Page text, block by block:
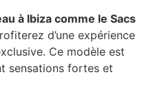
à Ibiza comme le Sacs
d’une expérience
Ce modèle est
sensations fortes et